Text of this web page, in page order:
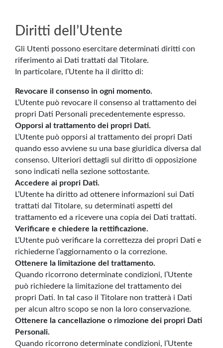
Diritti dell’Utente
Gli Utenti possono esercitare determinati diritti con
riferimento ai Dati trattati dal Titolare.
In particolare, l’Utente ha il diritto di:
Revocare il consenso in ogni momento.
L’Utente può revocare il consenso al trattamento dei
propri Dati Personali precedentemente espresso.
Opporsi al trattamento dei propri Dati.
L’Utente può opporsi al trattamento dei propri Dati
quando esso avviene su una base giuridica diversa dal
consenso. Ulteriori dettagli sul diritto di opposizione
sono indicati nella sezione sottostante.
Accedere ai propri Dati.
L’Utente ha diritto ad ottenere informazioni sui Dati
trattati dal Titolare, su determinati aspetti del
trattamento ed a ricevere una copia dei Dati trattati.
Verificare e chiedere la rettificazione.
L’Utente può verificare la correttezza dei propri Dati e
richiederne l’aggiornamento o la correzione.
Ottenere la limitazione del trattamento.
Quando ricorrono determinate condizioni, l’Utente
può richiedere la limitazione del trattamento dei
propri Dati. In tal caso il Titolare non tratterà i Dati
per alcun altro scopo se non la loro conservazione.
Ottenere la cancellazione o rimozione dei propri Dati
Personali.
Quando ricorrono determinate condizioni, l’Utente